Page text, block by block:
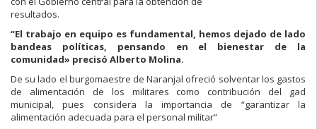
resultados.
“El trabajo en equipo es fundamental, hemos dejado de lado
bandeas políticas, pensando en el bienestar de la
comunidad» precisó Alberto Molina.
De su lado el burgomaestre de Naranjal ofreció solventar los gastos
de alimentación de los militares como contribución del gad
municipal, pues considera la importancia de “garantizar la
alimentación adecuada para el personal militar”